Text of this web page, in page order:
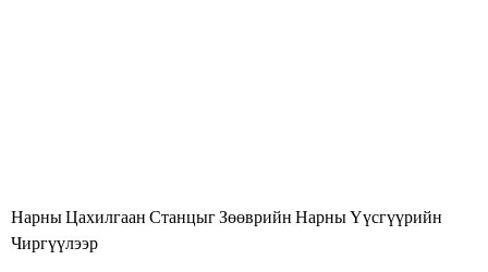
Нарны Цахилгаан Станцыг Зөөврийн Нарны Үүсгүүрийн
Чиргүүлээр